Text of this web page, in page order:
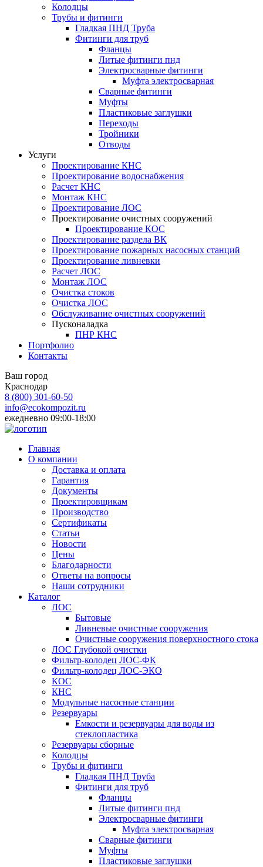
Колодцы
Трубы и фитинги
Гладкая ПНД Труба
Фитинги для труб
Фланцы
Литые фитинги пнд
Электросварные фитинги
Муфта электросварная
Сварные фитинги
Муфты
Пластиковые заглушки
Переходы
Тройники
Отводы
Услуги
Проектирование КНС
Проектирование водоснабжения
Расчет КНС
Монтаж КНС
Проектирование ЛОС
Проектирование очистных сооружений
Проектирование КОС
Проектирование раздела ВК
Проектирование пожарных насосных станций
Проектирование ливневки
Расчет ЛОС
Монтаж ЛОС
Очистка стоков
Очистка ЛОС
Обслуживание очистных сооружений
Пусконаладка
ПНР КНС
Портфолио
Контакты
Ваш город
Краснодар
8 (800) 301-60-50
info@ecokompozit.ru
ежедневно 09:00-18:00
Главная
О компании
Доставка и оплата
Гарантия
Документы
Проектировщикам
Производство
Сертификаты
Статьи
Новости
Цены
Благодарности
Ответы на вопросы
Наши сотрудники
Каталог
ЛОС
Бытовые
Ливневые очистные сооружения
Очистные сооружения поверхностного стока
ЛОС Глубокой очистки
Фильтр-колодец ЛОС-ФК
Фильтр-колодец ЛОС-ЭКО
КОС
КНС
Модульные насосные станции
Резервуары
Емкости и резервуары для воды из
стеклопластика
Резервуары сборные
Колодцы
Трубы и фитинги
Гладкая ПНД Труба
Фитинги для труб
Фланцы
Литые фитинги пнд
Электросварные фитинги
Муфта электросварная
Сварные фитинги
Муфты
Пластиковые заглушки